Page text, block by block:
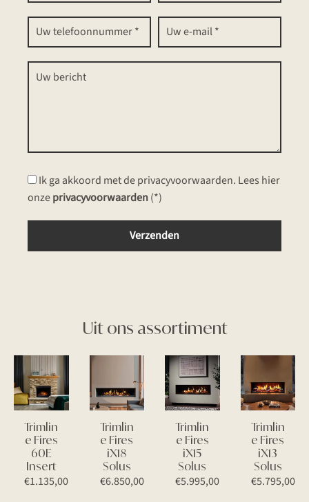
Ik ga akkoord met de privacyvoorwaarden. Lees hier
onzeprivacyvoorwaarden(*)
Uit ons assortiment
Trimlin
e Fires
60E
Insert
€1.135,00
Trimlin
e Fires
iX18
Solus
€6.850,00
Trimlin
e Fires
iX15
Solus
€5.995,00
Trimlin
e Fires
iX13
Solus
€5.795,00